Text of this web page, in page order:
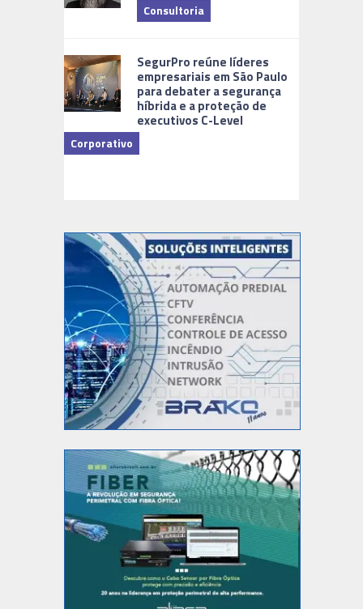
Consultoria
SegurPro reúne líderes
empresariais em São Paulo
para debater a segurança
híbrida e a proteção de
executivos C-Level
Corporativo